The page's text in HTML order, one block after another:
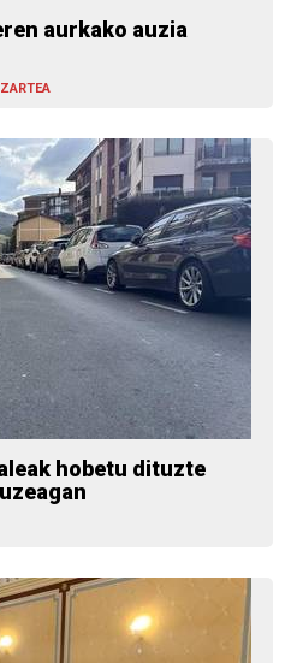
aurkako auzia
hobetu dituzte